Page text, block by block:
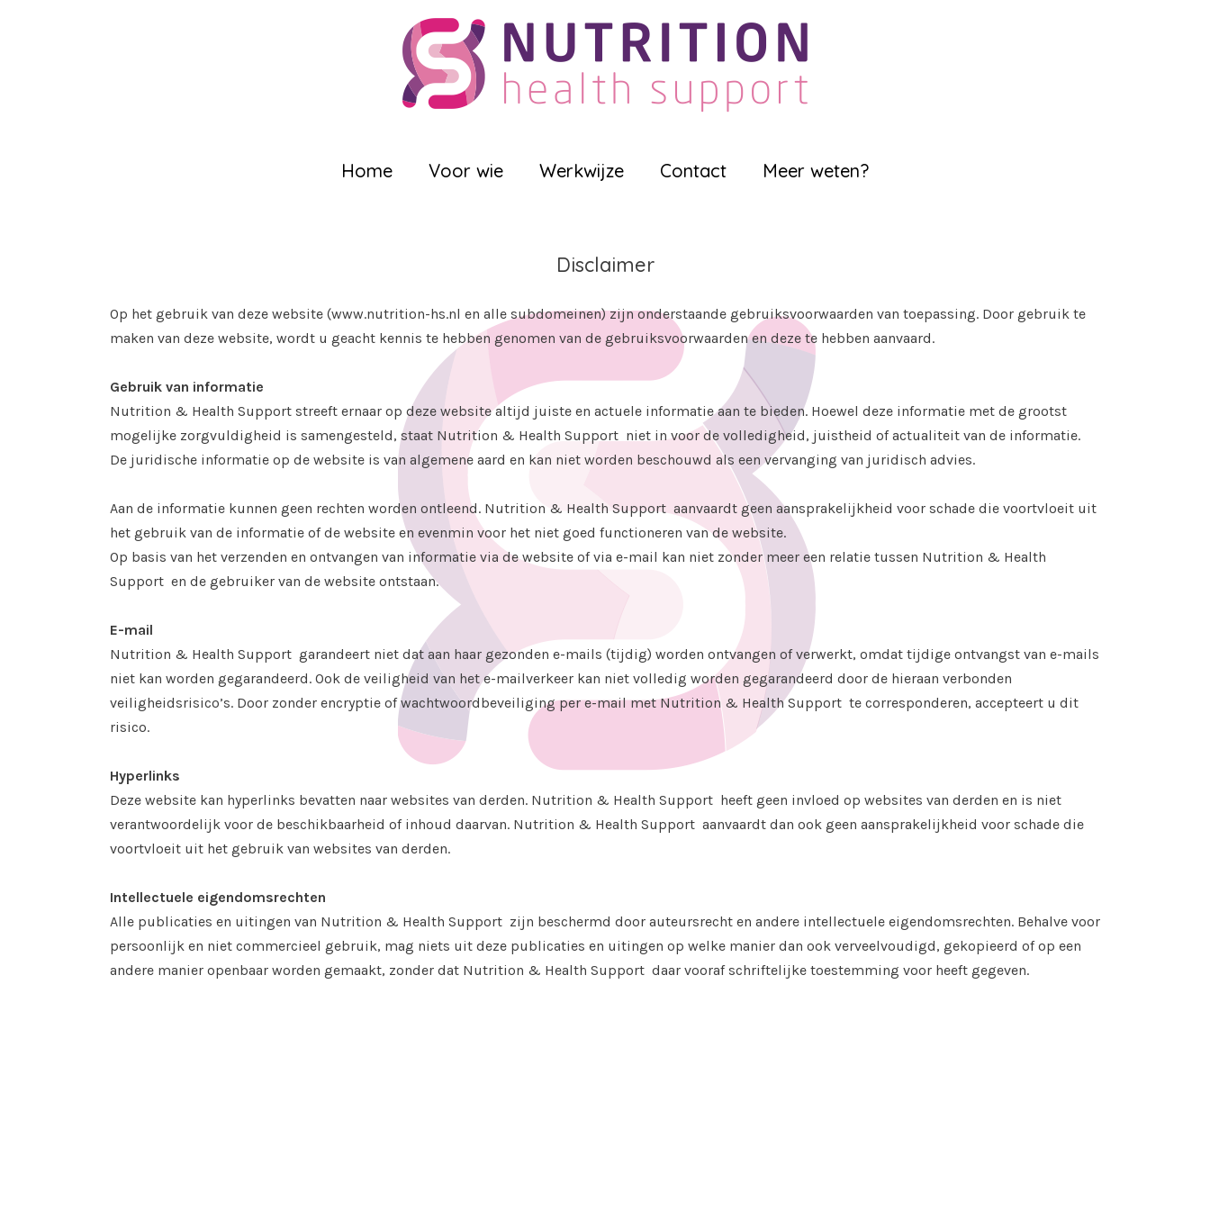
Home Voor wie Werkwijze Contact Meer weten?
Disclaimer
Op het gebruik van deze website (www.nutrition-hs.nl en alle subdomeinen) zijn onderstaande gebruiksvoorwaarden van toepassing. Door gebruik te
maken van deze website, wordt u geacht kennis te hebben genomen van de gebruiksvoorwaarden en deze te hebben aanvaard.
Gebruik van informatie
Nutrition & Health Support streeft ernaar op deze website altijd juiste en actuele informatie aan te bieden. Hoewel deze informatie met de grootst
mogelijke zorgvuldigheid is samengesteld, staat Nutrition & Health Support niet in voor de volledigheid, juistheid of actualiteit van de informatie.
De juridische informatie op de website is van algemene aard en kan niet worden beschouwd als een vervanging van juridisch advies.
Aan de informatie kunnen geen rechten worden ontleend. Nutrition & Health Support aanvaardt geen aansprakelijkheid voor schade die voortvloeit uit
het gebruik van de informatie of de website en evenmin voor het niet goed functioneren van de website.
Op basis van het verzenden en ontvangen van informatie via de website of via e-mail kan niet zonder meer een relatie tussen Nutrition & Health
Support en de gebruiker van de website ontstaan.
E-mail
Nutrition & Health Support garandeert niet dat aan haar gezonden e-mails (tijdig) worden ontvangen of verwerkt, omdat tijdige ontvangst van e-mails
niet kan worden gegarandeerd. Ook de veiligheid van het e-mailverkeer kan niet volledig worden gegarandeerd door de hieraan verbonden
veiligheidsrisico’s. Door zonder encryptie of wachtwoordbeveiliging per e-mail met Nutrition & Health Support te corresponderen, accepteert u dit
risico.
Hyperlinks
Deze website kan hyperlinks bevatten naar websites van derden. Nutrition & Health Support heeft geen invloed op websites van derden en is niet
verantwoordelijk voor de beschikbaarheid of inhoud daarvan. Nutrition & Health Support aanvaardt dan ook geen aansprakelijkheid voor schade die
voortvloeit uit het gebruik van websites van derden.
Intellectuele eigendomsrechten
Alle publicaties en uitingen van Nutrition & Health Support zijn beschermd door auteursrecht en andere intellectuele eigendomsrechten. Behalve voor
persoonlijk en niet commercieel gebruik, mag niets uit deze publicaties en uitingen op welke manier dan ook verveelvoudigd, gekopieerd of op een
andere manier openbaar worden gemaakt, zonder dat Nutrition & Health Support daar vooraf schriftelijke toestemming voor heeft gegeven.